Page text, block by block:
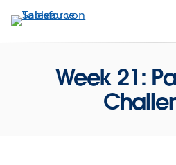
Direkt
zum
Week 21: